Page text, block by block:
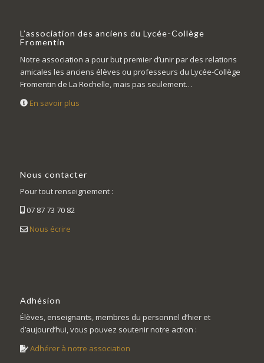
L’association des anciens du Lycée-Collège
Fromentin
Notre association a pour but premier d’unir par des relations
amicales les anciens élèves ou professeurs du Lycée-Collège
Fromentin de La Rochelle, mais pas seulement…
En savoir plus
Nous contacter
Pour tout renseignement :
07 87 73 70 82
Nous écrire
Adhésion
Élèves, enseignants, membres du personnel d’hier et
d’aujourd’hui, vous pouvez soutenir notre action :
Adhérer à notre association